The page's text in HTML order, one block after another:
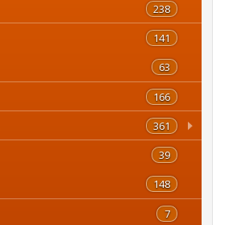
238
141
63
166
361
39
148
7